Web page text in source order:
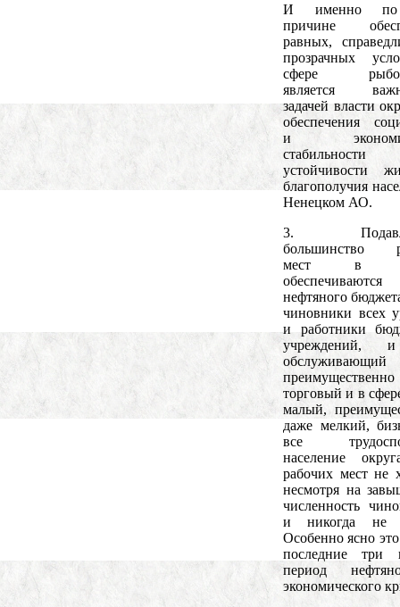
И именно по
причине
равных,
прозрачных
сфере
является
задачей власти
обеспечения
и
устойчивости
благополучия
Ненецком АО.
3.
большинство
мест в
обеспечиваются
нефтяного
чиновники всех
и работники
учреждений,
преимущественно
торговый и в
малый,
даже мелкий,
все
население
рабочих мест не
несмотря на
численность
и никогда не
Особенно ясно
последние три
период
экономического